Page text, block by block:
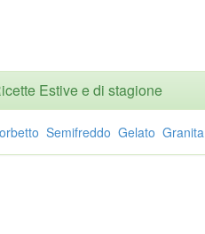
Estive e di stagione
Semifreddo Gelato Granita